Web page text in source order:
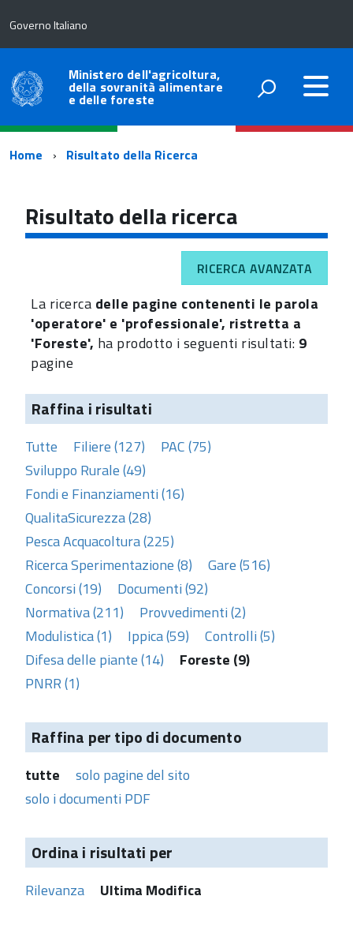
Governo Italiano
Ministero dell'agricoltura,
della sovranità alimentare
e delle foreste
Percorso
navigazione
Home Risultato della Ricerca
Risultato della ricerca
RICERCA AVANZATA
La ricerca delle pagine contenenti le parola
'operatore' e 'professionale', ristretta a
'Foreste', ha prodotto i seguenti risultati: 9
pagine
Raffina i risultati
Tutte Filiere (127)
PAC (75)
Sviluppo Rurale (49)
Fondi e Finanziamenti (16)
QualitaSicurezza (28)
Pesca Acquacoltura (225)
Ricerca Sperimentazione (8)
Gare (516)
Concorsi (19)
Documenti (92)
Normativa (211)
Provvedimenti (2)
Modulistica (1)
Ippica (59)
Controlli (5)
Difesa delle piante (14)
Foreste (9)
PNRR (1)
Raffina per tipo di documento
tutte
solo pagine del sito
solo i documenti PDF
Ordina i risultati per
Rilevanza Ultima Modifica